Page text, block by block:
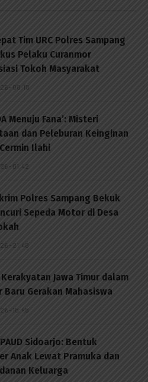
Tim URC Polres Sampang
Pelaku Curanmor
Tokoh Masyarakat
- 08:18
Menuju Fana’: Misteri
dan Peleburan Keinginan
Ilahi
- 01:42
Polres Sampang Bekuk
Sepeda Motor di Desa
- 21:48
Kerakyatan Jawa Timur dalam
Baru Gerakan Mahasiswa
- 18:48
Sidoarjo: Bentuk
Anak Lewat Pramuka dan
Keluarga